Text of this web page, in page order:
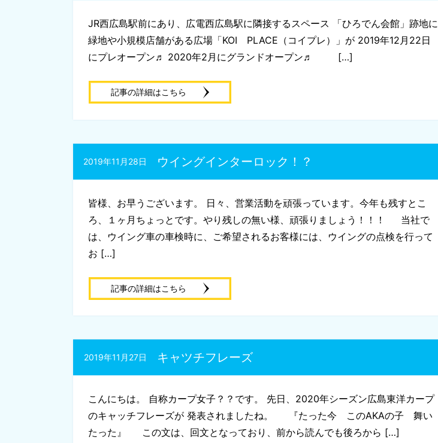
JR西広島駅前にあり、広電西広島駅に隣接するスペース 「ひろでん会館」跡地に
緑地や小規模店舗がある広場「KOI PLACE（コイプレ）」が 2019年12月22日
にプレオープン♬ 2020年2月にグランドオープン♬ […]
記事の詳細はこちら
ウイングインターロック！？
2019年11月28日
皆様、お早うございます。 日々、営業活動を頑張っています。今年も残すとこ
ろ、１ヶ月ちょっとです。やり残しの無い様、頑張りましょう！！！ 当社で
は、ウイング車の車検時に、ご希望されるお客様には、ウイングの点検を行って
お […]
記事の詳細はこちら
キャツチフレーズ
2019年11月27日
こんにちは。 自称カープ女子？？です。 先日、2020年シーズン広島東洋カープ
のキャッチフレーズが 発表されましたね。 『たった今 このAKAの子 舞い
たった』 この文は、回文となっており、前から読んでも後ろから […]